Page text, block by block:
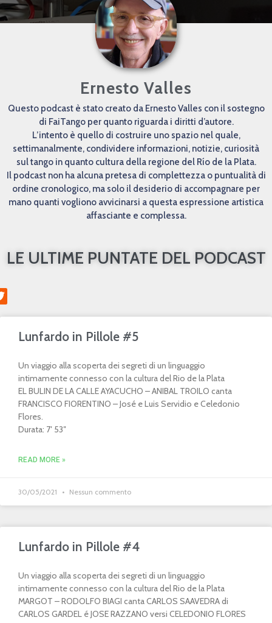
Ernesto Valles
Questo podcast è stato creato da Ernesto Valles con il sostegno
di FaiTango per quanto riguarda i diritti d’autore.
L’intento è quello di costruire uno spazio nel quale,
settimanalmente, condividere informazioni, notizie, curiosità
sul tango in quanto cultura della regione del Río de la Plata.
Il podcast non ha alcuna pretesa di complettezza o puntualità di
ordine cronologico, ma solo il desiderio di accompagnare per
mano quanti vogliono avvicinarsi a questa espressione artistica
affasciante e complessa.
LE ULTIME PUNTATE DEL PODCAST
Lunfardo in Pillole #5
Un viaggio alla scoperta dei segreti di un linguaggio
intimamente connesso con la cultura del Rio de la Plata
EL BULIN DE LA CALLE AYACUCHO – ANIBAL TROILO canta
FRANCISCO FIORENTINO – José e Luis Servidio e Celedonio
Flores.
Durata: 7′ 53″
READ MORE »
30/05/2021 Nessun commento
Lunfardo in Pillole #4
Un viaggio alla scoperta dei segreti di un linguaggio
intimamente connesso con la cultura del Rio de la Plata
MARGOT – RODOLFO BIAGI canta CARLOS SAAVEDRA di
CARLOS GARDEL é JOSE RAZZANO versi CELEDONIO FLORES